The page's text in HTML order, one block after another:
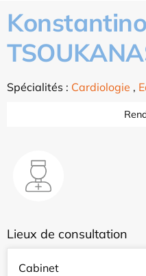
Spécialités : Cardiologie ,
Lieux de consultation
Cabinet